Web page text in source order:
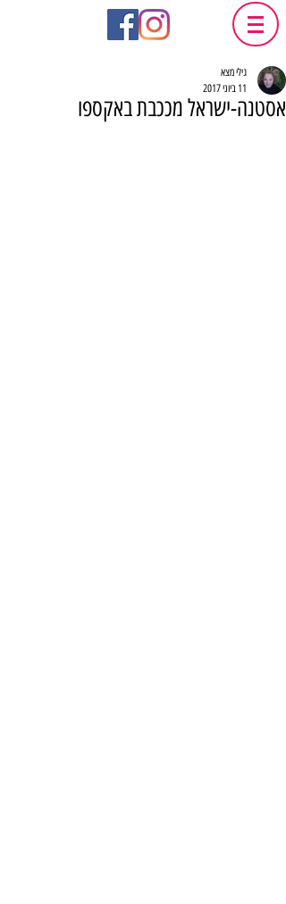
אסטנה-ישראל מככבת באקספו
גילי מצא
11 ביוני 2017